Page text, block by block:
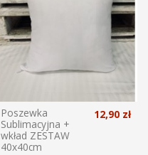
Poszewka
Sublimacyjna +
wkład ZESTAW
40x40cm
12,90 zł